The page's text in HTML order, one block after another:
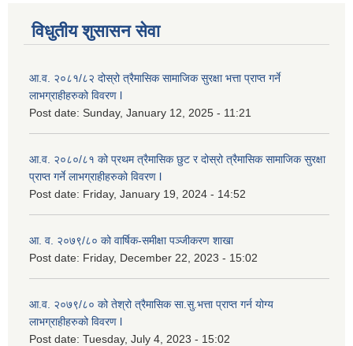
विधुतीय शुसासन सेवा
आ.व. २०८१/८२ दोस्रो त्रैमासिक सामाजिक सुरक्षा भत्ता प्राप्त गर्ने
लाभग्राहीहरुको विवरण l
Post date: Sunday, January 12, 2025 - 11:21
आ.व. २०८०/८१ को प्रथम त्रैमासिक छुट र दोस्रो त्रैमासिक सामाजिक सुरक्षा
प्राप्त गर्ने लाभग्राहीहरुको विवरण l
Post date: Friday, January 19, 2024 - 14:52
आ. व. २०७९/८० को वार्षिक-समीक्षा पञ्जीकरण शाखा
Post date: Friday, December 22, 2023 - 15:02
आ.व. २०७९/८० को तेश्रो त्रैमासिक सा.सु.भ‍त्ता प्राप्त गर्न योग्य
लाभग्राहीहरुको विवरण l
Post date: Tuesday, July 4, 2023 - 15:02